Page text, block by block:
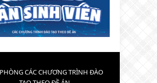
CÁC CHƯƠNG TRÌNH ĐÀO